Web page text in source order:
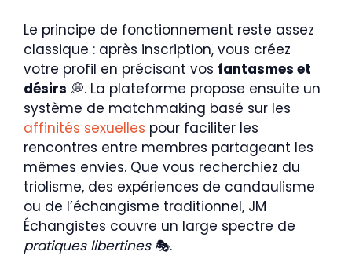
Le principe de fonctionnement reste assez
classique : après inscription, vous créez
votre profil en précisant vos fantasmes et
désirs 💭. La plateforme propose ensuite un
système de matchmaking basé sur les
affinités sexuelles pour faciliter les
rencontres entre membres partageant les
mêmes envies. Que vous recherchiez du
triolisme, des expériences de candaulisme
ou de l’échangisme traditionnel, JM
Échangistes couvre un large spectre de
pratiques libertines🎭.